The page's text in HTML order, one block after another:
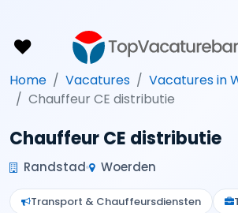
Home Vacatures
Vacatures in
Chauffeur CE distributie
Chauffeur CE distributie
Randstad Woerden
Transport & Chauffeursdiensten